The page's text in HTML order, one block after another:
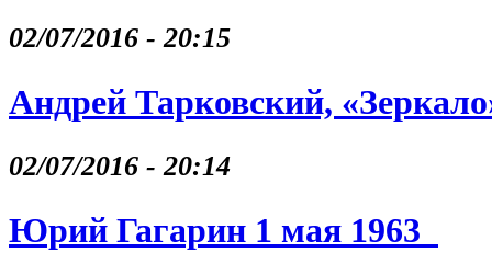
02/07/2016 - 20:15
Андрей Тарковский,
02/07/2016 - 20:14
Юрий Гагарин 1 мая 1963